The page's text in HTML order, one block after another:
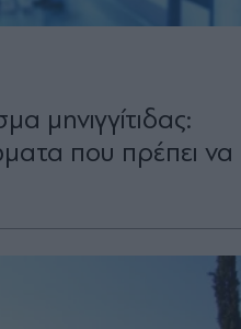
μηνιγγίτιδας:
που πρέπει να